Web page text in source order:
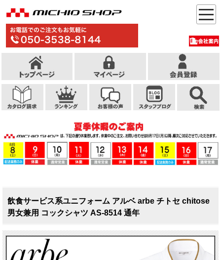
飲食サービス系ユニフォーム アルベ arbe チトセ chitose
男女兼用 コックシャツ AS-8514 通年